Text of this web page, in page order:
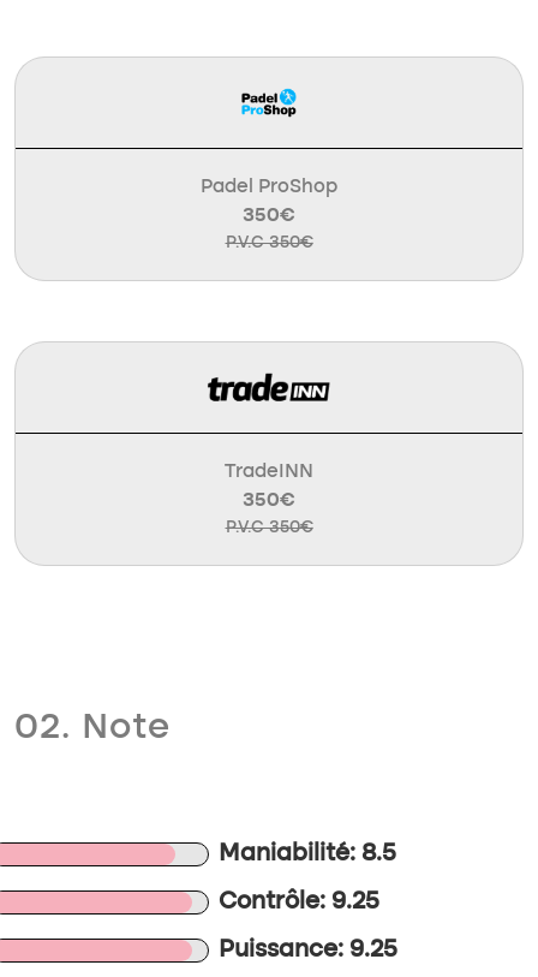
Padel ProShop
350€
P.V.C 350€
TradeINN
350€
P.V.C 350€
02. Note
Maniabilité: 8.5
Contrôle: 9.25
Puissance: 9.25